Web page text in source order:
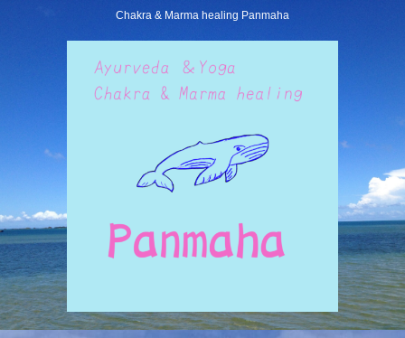
Chakra & Marma healing Panmaha